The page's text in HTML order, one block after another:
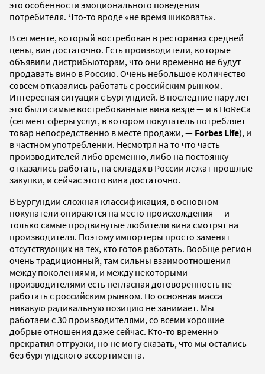
это особенности эмоционального поведения
потребителя. Что-то вроде «не время шиковать».
В сегменте, который востребован в ресторанах средней
цены, вин достаточно. Есть производители, которые
объявили дистрибьюторам, что они временно не будут
продавать вино в Россию. Очень небольшое количество
совсем отказались работать с российским рынком.
Интересная ситуация с Бургундией. В последние пару лет
это были самые востребованные вина везде — и в HoReCa
(сегмент сферы услуг, в котором покупатель потребляет
товар непосредственно в месте продажи, — Forbes Life), и
в частном употреблении. Несмотря на то что часть
производителей либо временно, либо на постоянку
отказались работать, на складах в России лежат прошлые
закупки, и сейчас этого вина достаточно.
В Бургундии сложная классификация, в основном
покупатели опираются на место происхождения — и
только самые продвинутые любители вина смотрят на
производителя. Поэтому импортеры просто заменят
отсутствующих на тех, кто готов работать. Вообще регион
очень традиционный, там сильны взаимоотношения
между поколениями, и между некоторыми
производителями есть негласная договоренность не
работать с российским рынком. Но основная масса
никакую радикальную позицию не занимает. Мы
работаем с 30 производителями, со всеми хорошие
добрые отношения даже сейчас. Кто-то временно
прекратил отгрузки, но не могу сказать, что мы остались
без бургундского ассортимента.